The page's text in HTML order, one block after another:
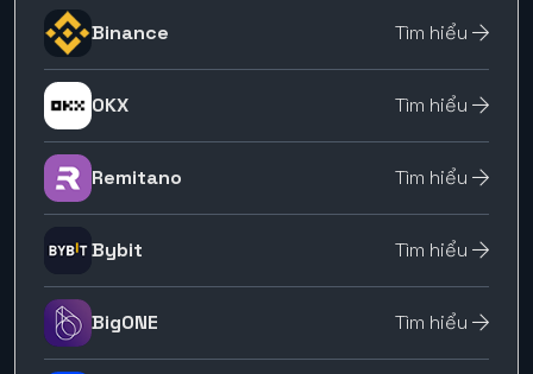
Binance Tìm hiểu
OKX Tìm hiểu
Remitano Tìm hiểu
Bybit Tìm hiểu
BigONE Tìm hiểu